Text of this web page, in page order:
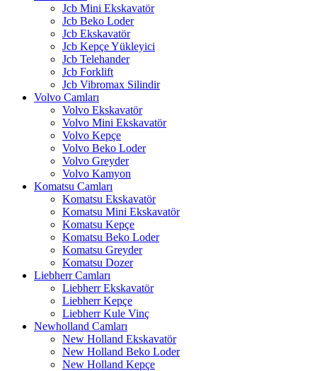
Jcb Mini Ekskavatör
Jcb Beko Loder
Jcb Ekskavatör
Jcb Kepçe Yükleyici
Jcb Telehander
Jcb Forklift
Jcb Vibromax Silindir
Volvo Camları
Volvo Ekskavatör
Volvo Mini Ekskavatör
Volvo Kepçe
Volvo Beko Loder
Volvo Greyder
Volvo Kamyon
Komatsu Camları
Komatsu Ekskavatör
Komatsu Mini Ekskavatör
Komatsu Kepçe
Komatsu Beko Loder
Komatsu Greyder
Komatsu Dozer
Liebherr Camları
Liebherr Ekskavatör
Liebherr Kepçe
Liebherr Kule Vinç
Newholland Camları
New Holland Ekskavatör
New Holland Beko Loder
New Holland Kepçe